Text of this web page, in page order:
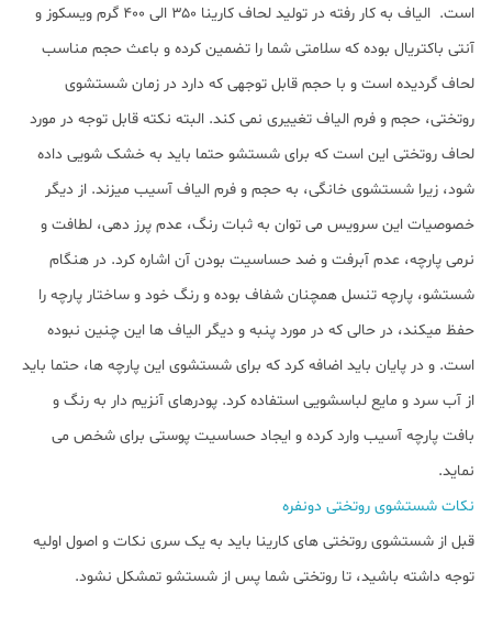
است. الیاف به کار رفته در تولید لحاف کارینا ۳۵۰ الی ۴۰۰ گرم ویسکوز و
آنتی باکتریال بوده که سلامتی شما را تضمین کرده و باعث حجم مناسب
لحاف گردیده است و با حجم قابل توجهی که دارد در زمان شستشوی
روتختی، حجم و فرم الیاف تغییری نمی کند. البته نکته قابل توجه در مورد
لحاف روتختی این است که برای شستشو حتما باید به خشک شویی داده
شود، زیرا شستشوی خانگی، به حجم و فرم الیاف آسیب میزند. از دیگر
ﺧﺼﻮﺻﯿﺎت این سرویس می توان به ﺛﺒﺎت رﻧﮓ، ﻋﺪم ﭘﺮز دﻫﯽ، ﻟﻄﺎﻓﺖ و
ﻧﺮﻣﯽ پارچه، عدم آﺑﺮﻓﺖ و ضد حساسیت بودن آن اشاره کرد. در هنگام
شستشو، پارچه تنسل همچنان شفاف بوده و رنگ خود و ساختار پارچه را
حفظ میکند، در حالی که در مورد پنبه و دیگر الیاف ها این چنین نبوده
است. و در پایان باید اضافه کرد که برای شستشوی این پارچه ها، حتما باید
از آب سرد و مایع لباسشویی استفاده کرد. پودرهای آنزیم دار به رنگ و
بافت پارچه آسیب وارد کرده و ایجاد حساسیت پوستی برای شخص می
نماید.
نکات شستشوی روتختی دونفره
قبل از شستشوی روتختی های کارینا باید به یک سری نکات و اصول اولیه
توجه داشته باشید، تا روتختی شما پس از شستشو تمشکل نشود.